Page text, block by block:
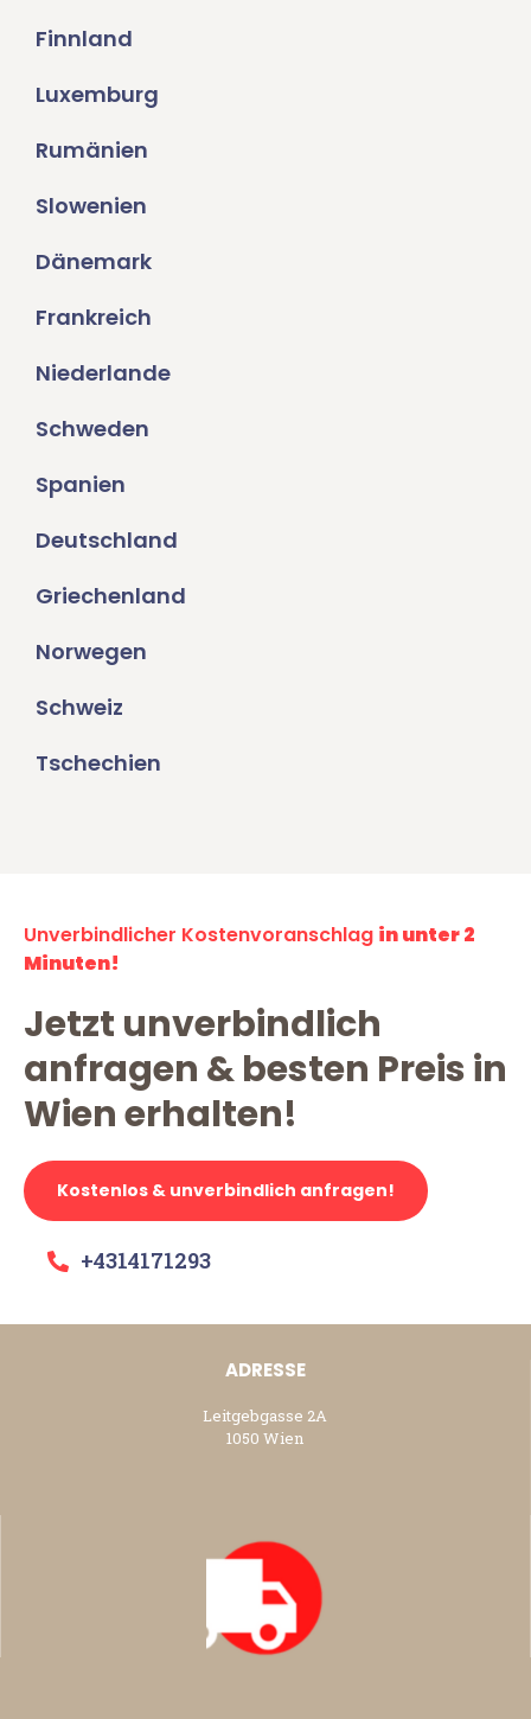
Finnland
Luxemburg
Rumänien
Slowenien
Dänemark
Frankreich
Niederlande
Schweden
Spanien
Deutschland
Griechenland
Norwegen
Schweiz
Tschechien
Unverbindlicher Kostenvoranschlag in unter 2
Minuten!
Jetzt unverbindlich
anfragen & besten Preis in
Wien erhalten!
Kostenlos & unverbindlich anfragen!
+4314171293
ADRESSE
Leitgebgasse 2A
1050 Wien